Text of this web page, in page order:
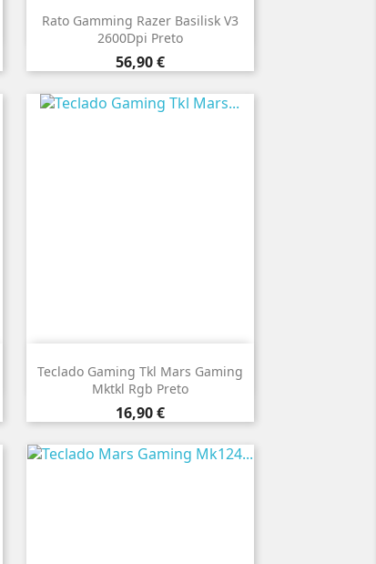
Rato Gamming Razer Basilisk V3
2600Dpi Preto
Preço
56,90 €
 Vista rápida
Teclado Gaming Tkl Mars Gaming
Mktkl Rgb Preto
Preço
16,90 €
 Vista rápida